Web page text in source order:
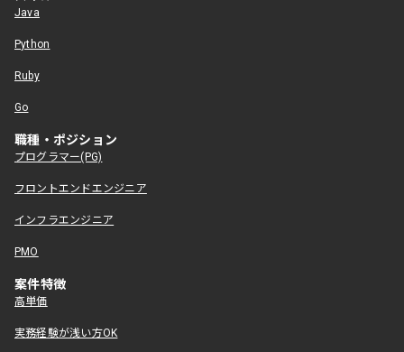
Java
Python
Ruby
Go
職種・ポジション
プログラマー(PG)
フロントエンドエンジニア
インフラエンジニア
PMO
案件特徴
高単価
実務経験が浅い方OK